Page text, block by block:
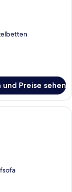
Preise sehen
mit zwei Betten,